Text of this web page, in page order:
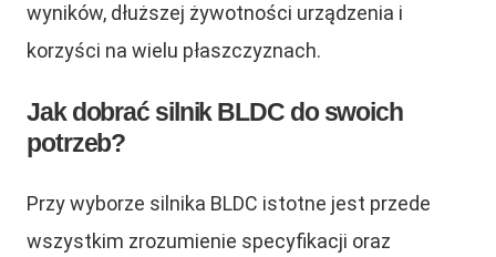
wyników, dłuższej żywotności urządzenia i
korzyści na wielu płaszczyznach.
Jak dobrać silnik BLDC do swoich
potrzeb?
Przy wyborze silnika BLDC istotne jest przede
wszystkim zrozumienie specyfikacji oraz